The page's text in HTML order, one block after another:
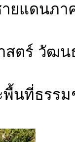
ยแดนภา
สตร์ วัฒน
พื้นที่ธร